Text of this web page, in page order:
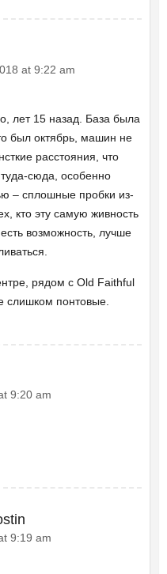
at 9:22 am
лет 15 назад. База была
был октябрь, машин не
расстояния, что
сюда, особенно
– сплошные пробки из-
кто эту самую живность
возможность, лучше
рядом с Old Faithful
слишком понтовые.
9:20 am
9:19 am